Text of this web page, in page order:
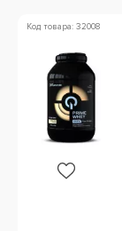
Код товара: 32008